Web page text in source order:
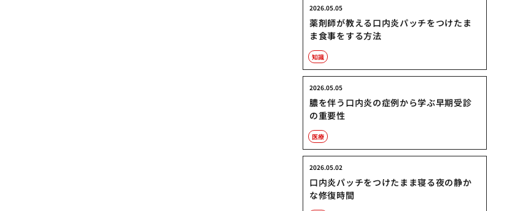
薬剤師が教える口内炎パッチをつけたま
ま食事をする方法
2026.05.05
知識
膿を伴う口内炎の症例から学ぶ早期受診
の重要性
2026.05.05
医療
口内炎パッチをつけたまま寝る夜の静か
な修復時間
2026.05.02